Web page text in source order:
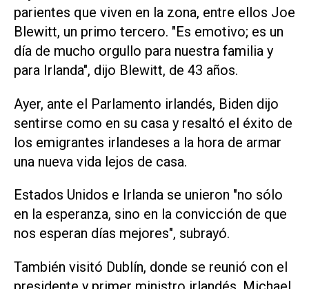
parientes que viven en la zona, entre ellos Joe
Blewitt, un primo tercero. "Es emotivo; es un
día de mucho orgullo para nuestra familia y
para Irlanda", dijo Blewitt, de 43 años.
Ayer, ante el Parlamento irlandés, Biden dijo
sentirse como en su casa y resaltó el éxito de
los emigrantes irlandeses a la hora de armar
una nueva vida lejos de casa.
Estados Unidos e Irlanda se unieron "no sólo
en la esperanza, sino en la convicción de que
nos esperan días mejores", subrayó.
También visitó Dublín, donde se reunió con el